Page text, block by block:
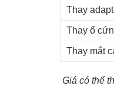
Thay
Thay ổ
Thay mắt
Giá có thể